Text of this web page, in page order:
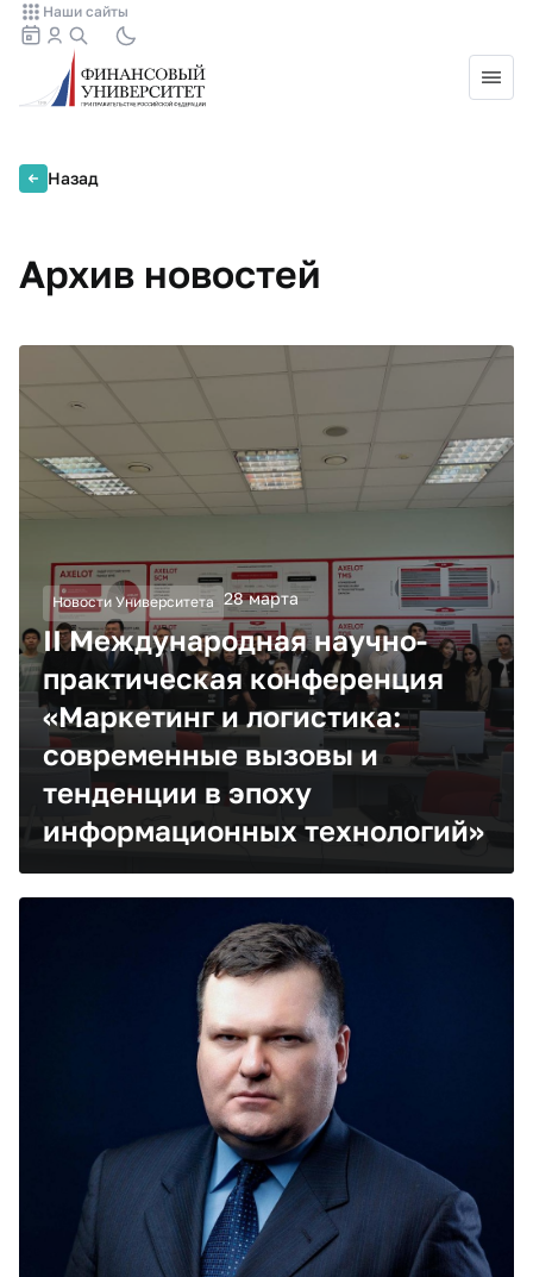
Наши сайты
Назад
Архив новостей
28 марта
Новости Университета
II Международная научно-
практическая конференция
«Маркетинг и логистика:
современные вызовы и
тенденции в эпоху
информационных технологий»